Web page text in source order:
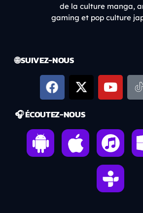
de la culture manga,
gaming et pop culture
🌐 SUIVEZ-NOUS
🎧 ÉCOUTEZ-NOUS